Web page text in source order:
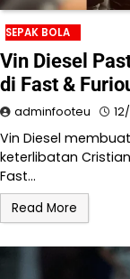
SEPAK BOLA
Vin Diesel
di Fast &
adminfooteu
Vin Diesel
keterlibatan
Fast…
Read More